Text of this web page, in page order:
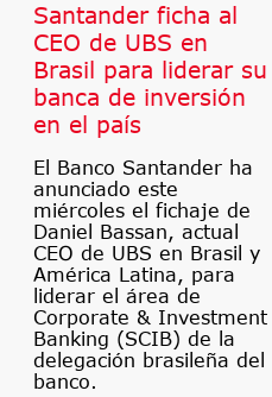
Santander ficha al
CEO de UBS en
Brasil para liderar su
banca de inversión
en el país
El Banco Santander ha
anunciado este
miércoles el fichaje de
Daniel Bassan, actual
CEO de UBS en Brasil y
América Latina, para
liderar el área de
Corporate & Investment
Banking (SCIB) de la
delegación brasileña del
banco.